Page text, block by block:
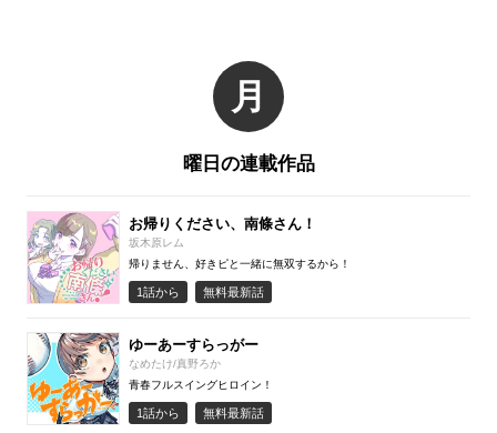
月
曜日の連載作品
お帰りください、南條さん！
坂木原レム
帰りません、好きピと一緒に無双するから！
1話から 無料最新話
ゆーあーすらっがー
なめたけ/真野ろか
青春フルスイングヒロイン！
1話から 無料最新話